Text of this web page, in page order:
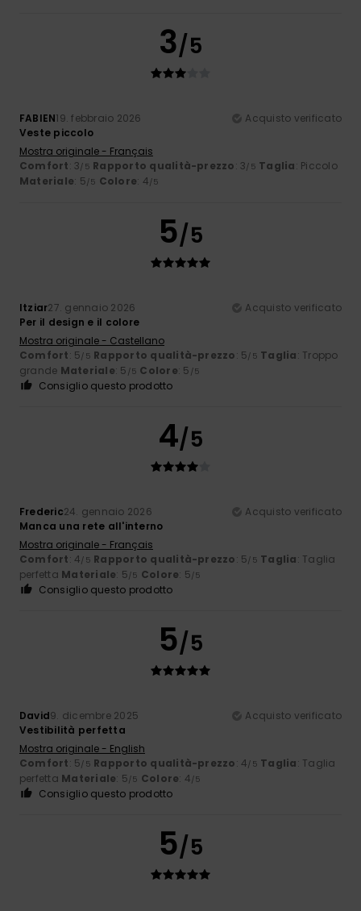
3/5
FABIEN19. febbraio 2026
Acquisto verificato
Veste piccolo
Mostra originale - Français
Comfort: 3/5 Rapporto qualità-prezzo: 3/5 Taglia: Piccolo
Materiale: 5/5 Colore: 4/5
5/5
Itziar27. gennaio 2026
Acquisto verificato
Per il design e il colore
Mostra originale - Castellano
Comfort: 5/5 Rapporto qualità-prezzo: 5/5 Taglia: Troppo
grande Materiale: 5 /5 Colore: 5 /5
Consiglio questo prodotto
4/5
Frederic24. gennaio 2026
Acquisto verificato
Manca una rete all'interno
Mostra originale - Français
Comfort: 4/5 Rapporto qualità-prezzo: 5/5 Taglia: Taglia
perfetta Materiale: 5/5 Colore: 5/5
Consiglio questo prodotto
5/5
David9. dicembre 2025
Acquisto verificato
Vestibilità perfetta
Mostra originale - English
Comfort: 5/5 Rapporto qualità-prezzo: 4/5 Taglia: Taglia
perfetta Materiale: 5/5 Colore: 4/5
Consiglio questo prodotto
5/5